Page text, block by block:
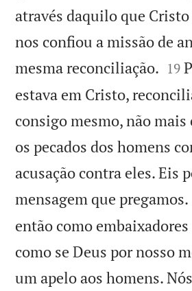
através daquilo que
nos confiou a missão de
mesma reconciliação. 

19
estava em Cristo,
consigo mesmo, não
os pecados dos homens
acusação contra eles. Eis
mensagem que pregamos.
então como embaixadores
como se Deus por nosso
um apelo aos homens.